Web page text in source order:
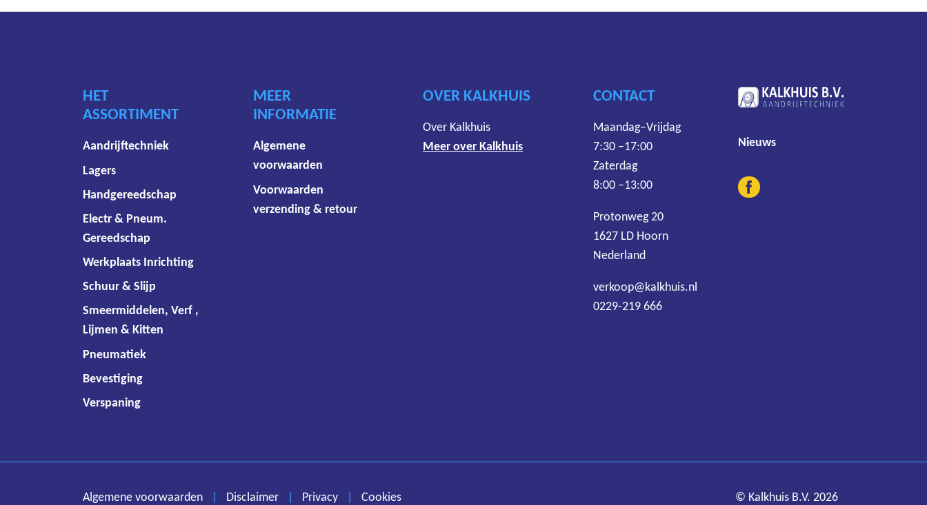
HET
ASSORTIMENT
Aandrijftechniek
Lagers
Handgereedschap
Electr & Pneum.
Gereedschap
Werkplaats Inrichting
Schuur & Slijp
Smeermiddelen, Verf ,
Lijmen & Kitten
Pneumatiek
Bevestiging
Verspaning
MEER
INFORMATIE
Algemene
voorwaarden
Voorwaarden
verzending & retour
OVER KALKHUIS
Over Kalkhuis
Meer over Kalkhuis
CONTACT
Maandag–Vrijdag
7:30 –17:00
Zaterdag
8:00 –13:00
Protonweg 20
1627 LD Hoorn
Nederland
verkoop@kalkhuis.nl
0229-219 666
Nieuws
Algemene voorwaarden | Disclaimer | Privacy | Cookies © Kalkhuis B.V. 2026